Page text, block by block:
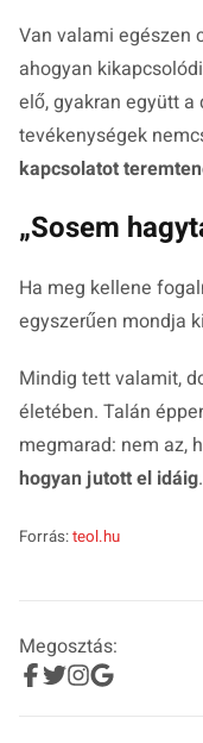
Van valami egészen
ahogyan
elő, gyakran együtt a
tevékenységek
kapcsolatot
„Sosem
Ha meg kellene
egyszerűen mondja
Mindig tett valamit,
életében. Talán
megmarad: nem az,
hogyan jutott el idáig.
Forrás:teol.hu
Megosztás: